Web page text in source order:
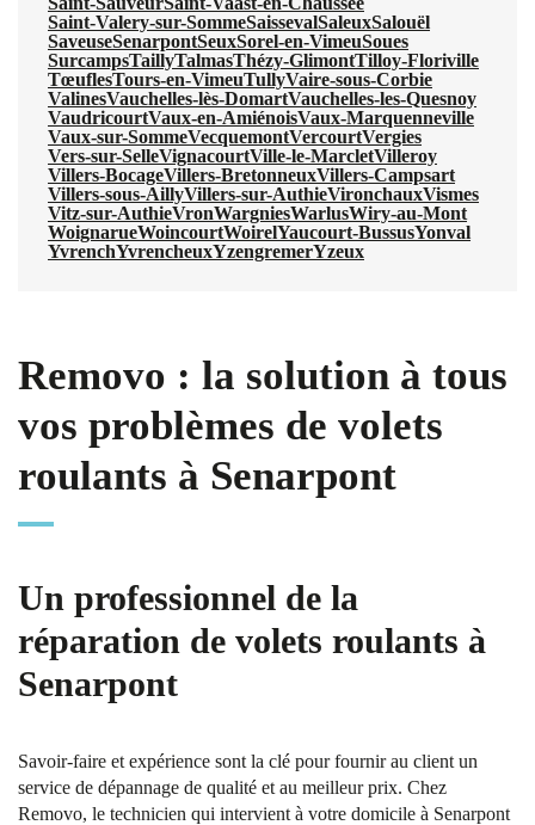
Saint-Valery-sur-SommeSaissevalSaleuxSalouël
SaveuseSenarpontSeuxSorel-en-VimeuSoues
SurcampsTaillyTalmasThézy-GlimontTilloy-Floriville
TœuflesTours-en-VimeuTullyVaire-sous-Corbie
ValinesVauchelles-lès-DomartVauchelles-les-Quesnoy
VaudricourtVaux-en-AmiénoisVaux-Marquenneville
Vaux-sur-SommeVecquemontVercourtVergies
Vers-sur-SelleVignacourtVille-le-MarcletVilleroy
Villers-BocageVillers-BretonneuxVillers-Campsart
Villers-sous-AillyVillers-sur-AuthieVironchauxVismes
Vitz-sur-AuthieVronWargniesWarlusWiry-au-Mont
WoignarueWoincourtWoirelYaucourt-BussusYonval
YvrenchYvrencheuxYzengremerYzeux
Removo : la solution à tous
vos problèmes de volets
roulants à Senarpont
Un professionnel de la
réparation de volets roulants à
Senarpont
Savoir-faire et expérience sont la clé pour fournir au client un
service de dépannage de qualité et au meilleur prix. Chez
Removo, le technicien qui intervient à votre domicile à Senarpont